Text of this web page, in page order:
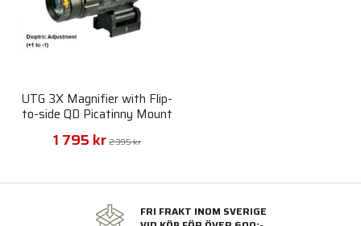
UTG 3X Magnifier with Flip-
to-side QD Picatinny Mount
1 795 kr 2 395 kr
FRI FRAKT INOM SVERIGE